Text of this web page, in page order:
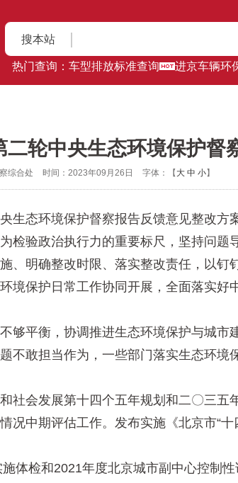
搜本站
热门查询： 车型排放标准查询 进京车辆环
轮中央生态环境保护督
综合处 时间：2023年09月26日 字体：【 大 中 小】
态环境保护督察报告反馈意见整改方
检验政治执行力的重要标尺，坚持问
、明确整改时限、落实整改责任，以
境保护日常工作协同开展，全面落实
平衡，协调推进生态环境保护与城市
敢担当作为，一些部门落实生态环境
会发展第十四个五年规划和二〇三五
中期评估工作。发布实施《北京市“
检和2021年度北京城市副中心控制性